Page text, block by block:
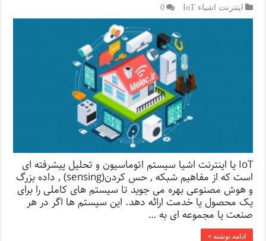
اینترنت اشیاء IoT 0
IoT یا اینترنت اشیا سیستم اتوماسیون و تحلیل پیشرفته ای
است که از مفاهیم شبکه , حس کردن(sensing) , داده بزرگ
و هوش مصنوعی بهره می جوید تا سیستم های کاملی را برای
یک محصول یا خدمت ارائه دهد. این سیستم ها اگر در هر
صنعت یا مجموعه ای به …
ادامه نوشته »